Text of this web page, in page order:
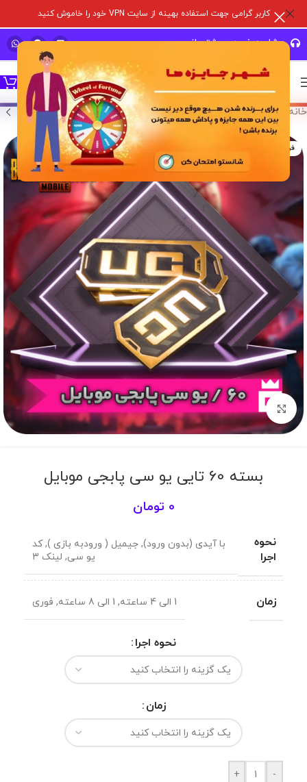
کاربر گرامی جهت استفاده بهینه از سایت VPN خود را خاموش کنید
مشاوره خرید و پشتیبانی سریع
خانه خدمات درون برنامه ای/پابجی موبایل / یو سی
فروخته شده
برای بزرگنمایی کلیک کنید
بسته 60 تایی یو سی پابجی موبایل
0 تومان
نحوه
اجرا
با آیدی (بدون ورود), جیمیل ( ورودبه بازی ),کد
یو سی, لینک 3
زمان 1 الی 4 ساعته , 1 الی 8 ساعته , فوری
نحوه اجرا
زمان
-
+